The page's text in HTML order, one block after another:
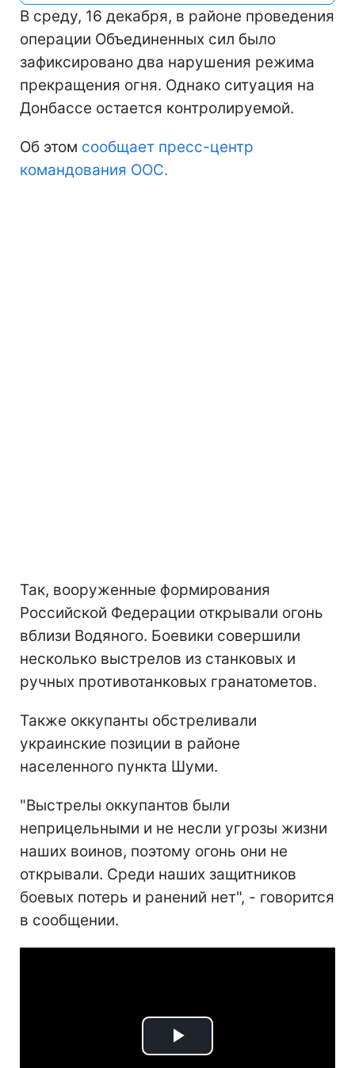
В среду, 16 декабря, в районе проведения
операции Объединенных сил было
зафиксировано два нарушения режима
прекращения огня. Однако ситуация на
Донбассе остается контролируемой.
Об этом сообщает пресс-центр
командования ООС.
Так, вооруженные формирования
Российской Федерации открывали огонь
вблизи Водяного. Боевики совершили
несколько выстрелов из станковых и
ручных противотанковых гранатометов.
Также оккупанты обстреливали
украинские позиции в районе
населенного пункта Шуми.
"Выстрелы оккупантов были
неприцельными и не несли угрозы жизни
наших воинов, поэтому огонь они не
открывали. Среди наших защитников
боевых потерь и ранений нет", - говорится
в сообщении.
Play